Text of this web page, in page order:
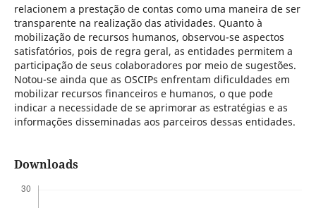
relacionem a prestação de contas como uma maneira de ser
transparente na realização das atividades. Quanto à
mobilização de recursos humanos, observou-se aspectos
satisfatórios, pois de regra geral, as entidades permitem a
participação de seus colaboradores por meio de sugestões.
Notou-se ainda que as OSCIPs enfrentam dificuldades em
mobilizar recursos financeiros e humanos, o que pode
indicar a necessidade de se aprimorar as estratégias e as
informações disseminadas aos parceiros dessas entidades.
Downloads